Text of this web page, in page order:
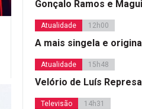
Gonçalo Ramos e
Atualidade 12h00
A mais singela e
Atualidade 15h48
Velório de Luís
Televisão 14h31